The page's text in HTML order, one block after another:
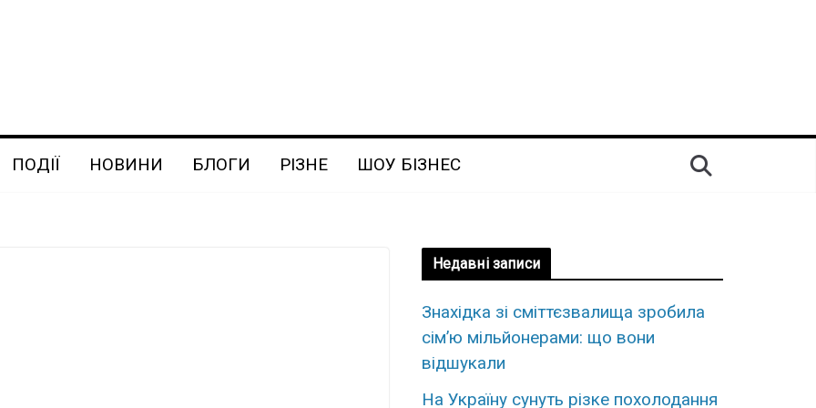
ПОДІЇ НОВИНИ БЛОГИ РІЗНЕ ШОУ БІЗНЕС
Недавні записи
Знахідка зі сміттєзвалища зробила
сім’ю мільйонерами: що вони
відшукали
На Україну сунуть різке похолодання